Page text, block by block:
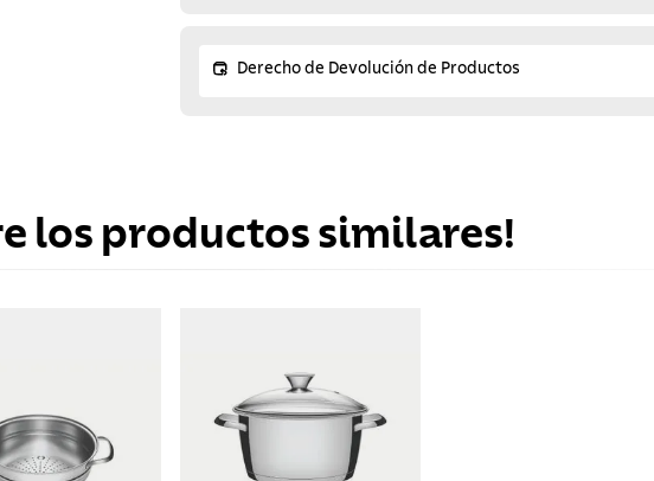
Derecho de Devolución de Productos
los productos similares!